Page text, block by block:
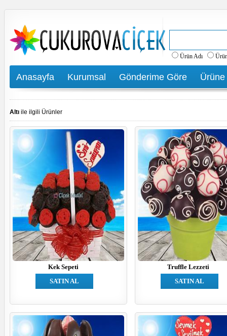
Ürün Adı
Anasayfa Kurumsal Gönderime Göre
Altı ile ilgili Ürünler
Kek Sepeti
SATIN AL
Truffle Lezzeti
SATIN AL